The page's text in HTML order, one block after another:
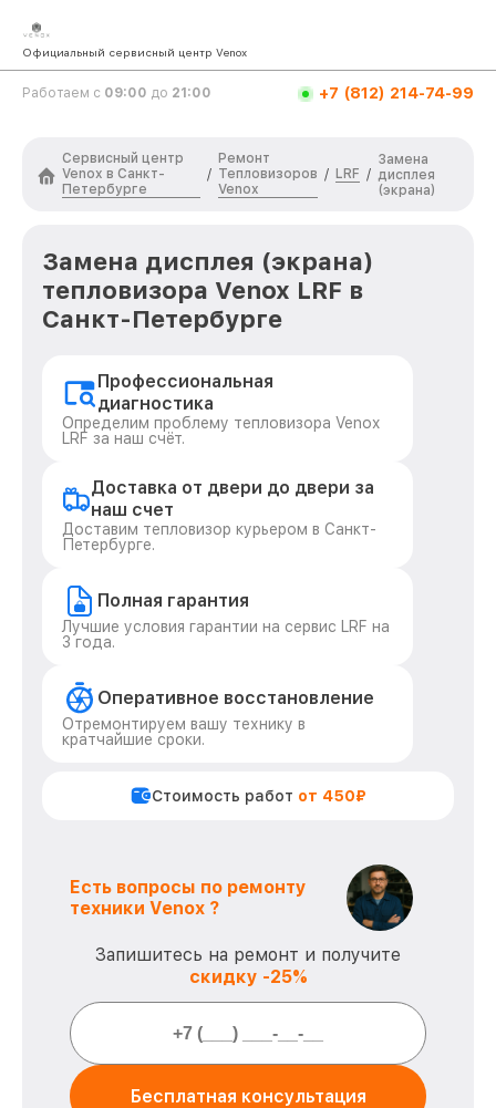
Официальный сервисный центр Venox
Работаем с 09:00 до 21:00 +7 (812) 214-74-99
Сервисный центр
Venox в Санкт-
Петербурге
/
Ремонт
Тепловизоров
Venox
/ LRF /
Замена
дисплея
(экрана)
Замена дисплея (экрана)
тепловизора Venox LRF в
Санкт-Петербурге
Профессиональная
диагностика
Определим проблему тепловизора Venox
LRF за наш счёт.
Доставка от двери до двери за
наш счет
Доставим тепловизор курьером в Санкт-
Петербурге.
Полная гарантия
Лучшие условия гарантии на сервис LRF на
3 года.
Оперативное восстановление
Отремонтируем вашу технику в
кратчайшие сроки.
Стоимость работ от 450₽
Есть вопросы по ремонту
техники Venox ?
Запишитесь на ремонт и получите
скидку -25%
Бесплатная консультация